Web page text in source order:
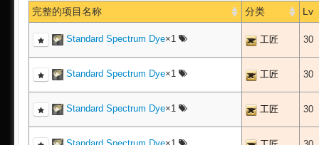
完整的项目名称 分类 Lv
Standard Spectrum Dye×1 工匠 30
Standard Spectrum Dye×1 工匠 30
Standard Spectrum Dye×1 工匠 30